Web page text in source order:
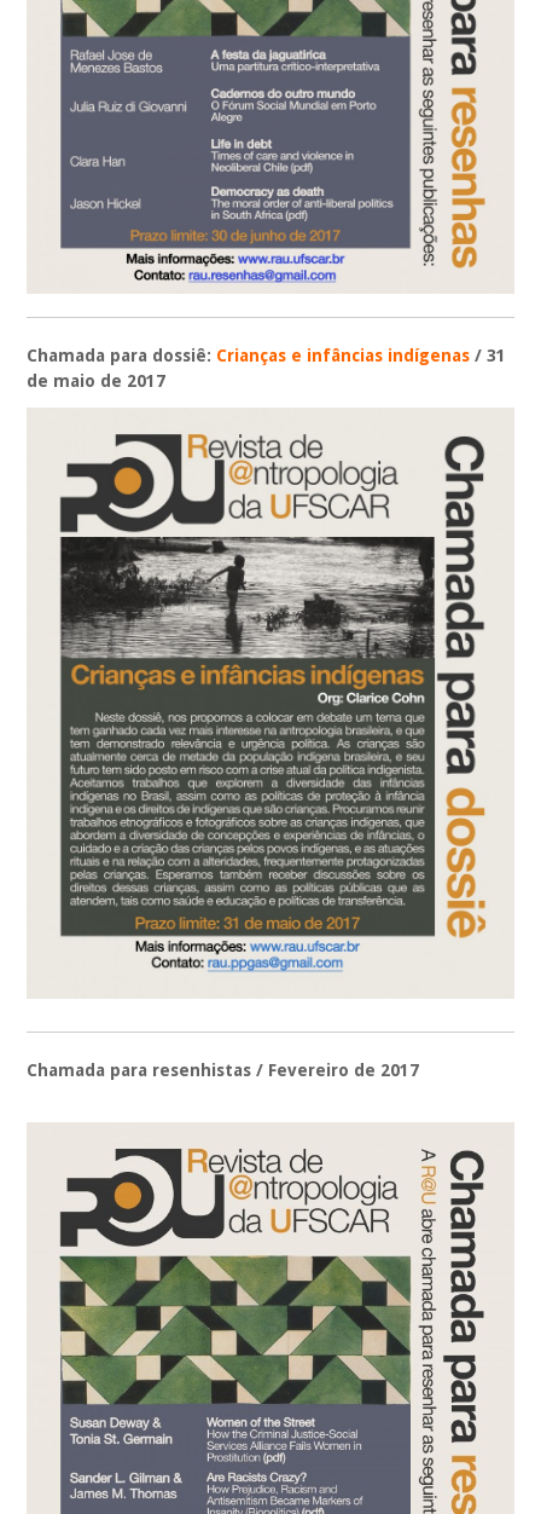
Chamada para dossiê: Crianças e infâncias indígenas/ 31
de maio de 2017
Chamada para resenhistas / Fevereiro de 2017